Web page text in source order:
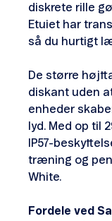
diskrete rille
Etuiet har
så du hurtigt
De større
diskant uden
enheder
lyd. Med op til
IP57-
træning og
White.
Fordele ved